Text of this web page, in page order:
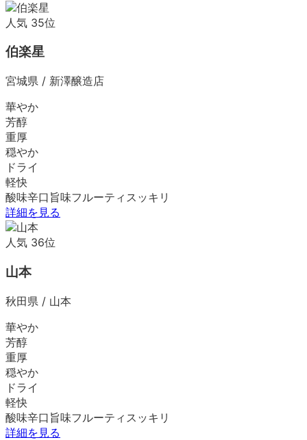
人気 35位
伯楽星
宮城県 / 新澤醸造店
華やか
芳醇
重厚
穏やか
ドライ
軽快
酸味辛口 旨味フルーティ スッキリ
詳細を見る
人気 36位
山本
秋田県 / 山本
華やか
芳醇
重厚
穏やか
ドライ
軽快
酸味辛口 旨味フルーティ スッキリ
詳細を見る